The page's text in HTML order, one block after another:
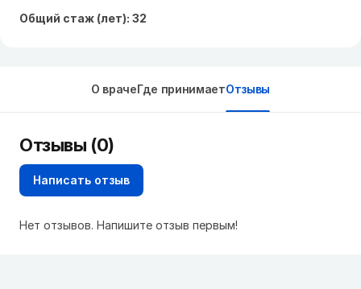
Общий стаж (лет): 32
О врачеГде принимаетОтзывы
Отзывы (0)
Написать отзыв
Нет отзывов. Напишите отзыв первым!